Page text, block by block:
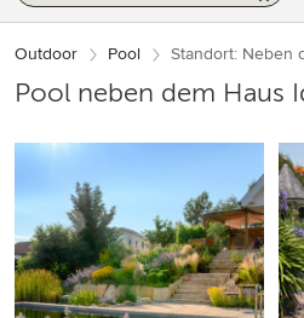
Outdoor Pool Standort: Neben
Pool neben dem Haus